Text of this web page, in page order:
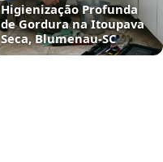
Higienização Profunda
de Gordura na Itoupava
Seca, Blumenau‑SC